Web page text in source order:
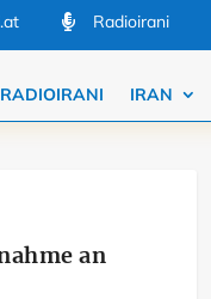
 Radioirani
RADIOIRANI IRAN
an